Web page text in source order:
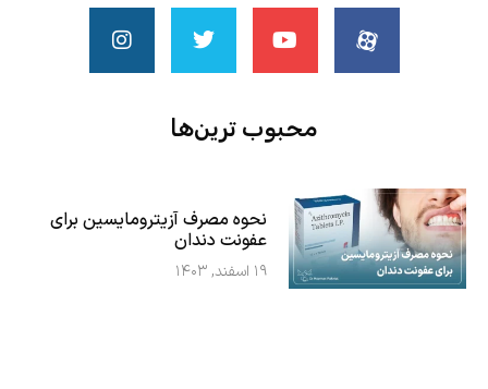
محبوب ‌ترین‌ها
نحوه مصرف آزیترومایسین برای
عفونت دندان
۱۹ اسفند, ۱۴۰۳